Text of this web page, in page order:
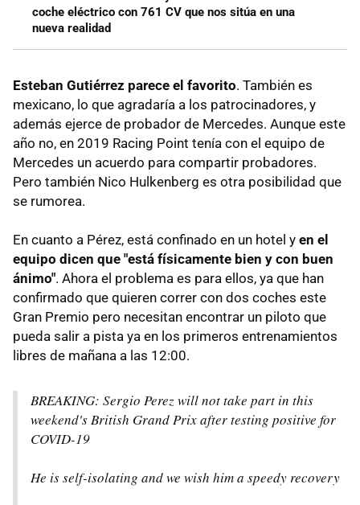
coche eléctrico con 761 CV que nos sitúa en una
nueva realidad
Esteban Gutiérrez parece el favorito. También es
mexicano, lo que agradaría a los patrocinadores, y
además ejerce de probador de Mercedes. Aunque este
año no, en 2019 Racing Point tenía con el equipo de
Mercedes un acuerdo para compartir probadores.
Pero también Nico Hulkenberg es otra posibilidad que
se rumorea.
En cuanto a Pérez, está confinado en un hotel y en el
equipo dicen que "está físicamente bien y con buen
ánimo". Ahora el problema es para ellos, ya que han
confirmado que quieren correr con dos coches este
Gran Premio pero necesitan encontrar un piloto que
pueda salir a pista ya en los primeros entrenamientos
libres de mañana a las 12:00.
BREAKING: Sergio Perez will not take part in this
weekend's British Grand Prix after testing positive for
COVID-19
He is self-isolating and we wish him a speedy recovery